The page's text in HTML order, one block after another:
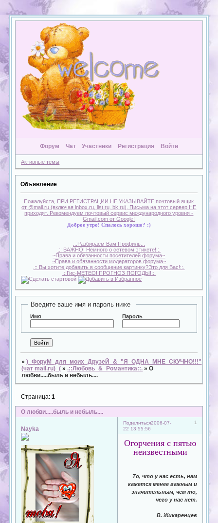
Форум Чат Участники Регистрация Войти
Активные темы
Объявление
Пожалуйста, ПРИ РЕГИСТРАЦИИ НЕ УКАЗЫВАЙТЕ почтовый ящик
от @mail.ru (включая inbox.ru, list.ru, bk.ru). Письма на этот сервер НЕ
приходят. Рекомендуем почтовый сервис международного уровня -
Gmail.com от Google!
Доброе утро! Спалось хорошо? :)
.::Разбираем Вам Профиль::.
.:: ВАЖНО! Немного о сетевом этикете!::.
~Права и обязанности посетителей форума~
~Права и обязанности модераторов форума~
.:: Вы хотите добавить в сообщение картинку?Это для Вас!::.
.::Гис-МЕТЕО! ПРОГНОЗ ПОГОДЫ!::.
Введите ваше имя и пароль ниже
Имя Пароль
»)_ФоруМ_для_моих_ДрузеЙ_&_"Я_ОДНА_МНЕ_СКУЧНО!!!"
(чат mail.ru)_( ».::Любовь_&_Романтика::. »О
любви.....быль и небыль....
О любви.....быль и небыль....
Страница:1
Поделиться 1
2006-07-
22 13:55:56
Nayka
Огорчения с пятью
неизвестными
То, что у нас есть, нам
кажется менее важным и
значительным, чем то,
чего у нас нет.
В. Жикаренцев